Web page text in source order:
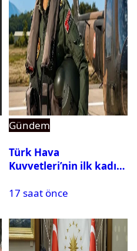
Gündem
Türk Hava
Kuvvetleri’nin ilk kadın
Karapınar hakkında
ortaya çıktı
17 saat önce